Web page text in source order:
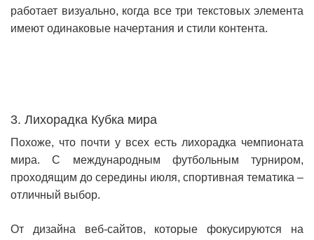
работает визуально, когда все три текстовых элемента
имеют одинаковые начертания и стили контента.
3. Лихорадка Кубка мира
Похоже, что почти у всех есть лихорадка чемпионата
мира. С международным футбольным турниром,
проходящим до середины июля, спортивная тематика –
отличный выбор.
От дизайна веб-сайтов, которые фокусируются на